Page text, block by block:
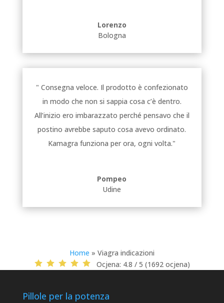
Lorenzo
Bologna
" Consegna veloce. Il prodotto è confezionato
in modo che non si sappia cosa c’è dentro.
All’inizio ero imbarazzato perché pensavo che il
postino avrebbe saputo cosa avevo ordinato.
Kamagra funziona per ora, ogni volta."
Pompeo
Udine
Home » Viagra indicazioni
Ocjena: 4.8 / 5 (1692 ocjena)
Pillole per la potenza